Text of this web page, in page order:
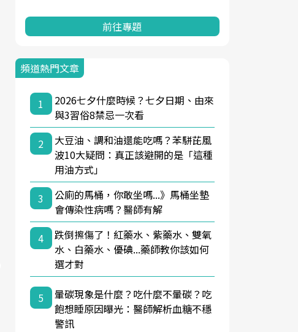
前往專題
頻道熱門文章
1
2026七夕什麼時候？七夕日期、由來
與3習俗8禁忌一次看
2
大豆油、調和油還能吃嗎？苯駢芘風
波10大疑問：真正該避開的是「這種
用油方式」
3
公廁的馬桶，你敢坐嗎...》馬桶坐墊
會傳染性病嗎？醫師有解
4
跌倒擦傷了！紅藥水、紫藥水、雙氧
水、白藥水、優碘...藥師教你該如何
選才對
5
暈碳現象是什麼？吃什麼不暈碳？吃
飽想睡原因曝光：醫師解析血糖不穩
警訊